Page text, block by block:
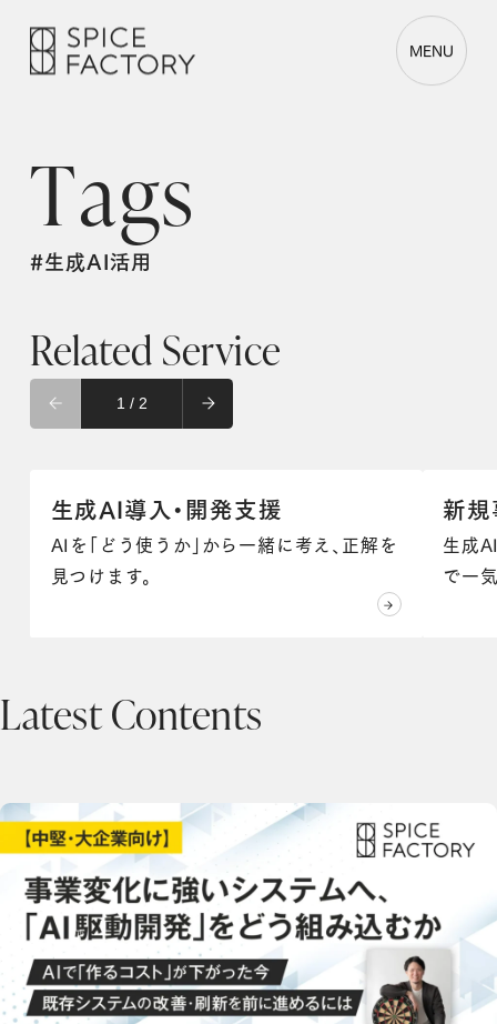
MENU
Tags
#生成AI活用
Related Service
1 / 2
生成AI導入・開発支援
AIを「どう使うか」から一緒に考え、正解を
見つけます。
新規
生成
で一
Latest Contents